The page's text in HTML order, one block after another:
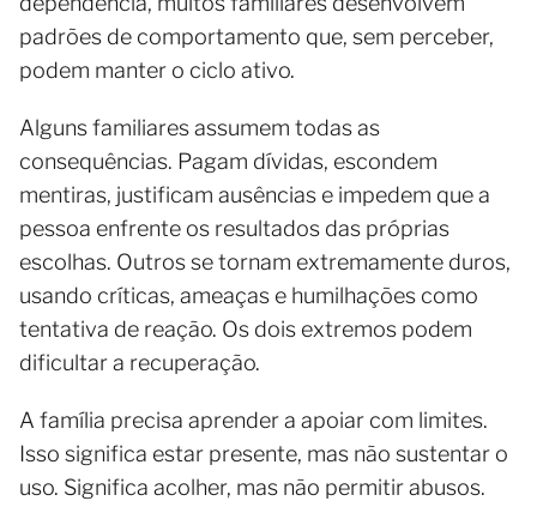
padrões de comportamento que, sem perceber,
podem manter o ciclo ativo.
Alguns familiares assumem todas as
consequências. Pagam dívidas, escondem
mentiras, justificam ausências e impedem que a
pessoa enfrente os resultados das próprias
escolhas. Outros se tornam extremamente duros,
usando críticas, ameaças e humilhações como
tentativa de reação. Os dois extremos podem
dificultar a recuperação.
A família precisa aprender a apoiar com limites.
Isso significa estar presente, mas não sustentar o
uso. Significa acolher, mas não permitir abusos.